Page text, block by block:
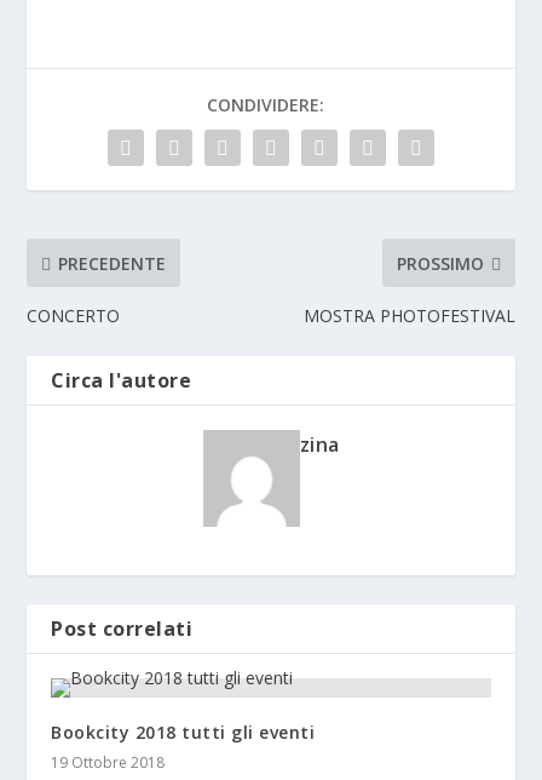
CONDIVIDERE:
PRECEDENTE
CONCERTO
PROSSIMO
MOSTRA PHOTOFESTIVAL
Circa l'autore
zina
Post correlati
Bookcity 2018 tutti gli eventi
19 Ottobre 2018